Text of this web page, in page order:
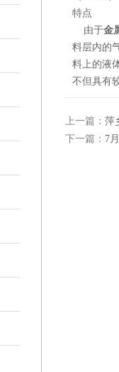
特点
由于金
料层内的
料上的液
不但具有
上一篇： 萍
下一篇： 7